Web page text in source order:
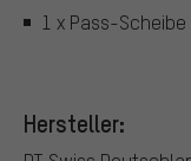
1 x Pass-Scheibe
Hersteller: